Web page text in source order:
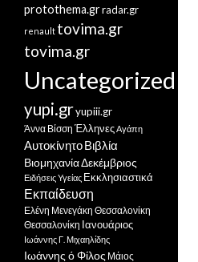
protothema.grradar.gr
renault tovima.gr
tovima.gr
Uncategorized
yupi.gryupiii.gr
Άννα Βίσση ΈλληνεςΑγάπη
ΑυτοκίνητοΒιβλία
ΒιομηχανίαΔεκέμβριος
Ειδήσεις Υγείας Εκκλησιαστικά
Εκπαίδευση
Ελένη Μενεγάκη Θεσσαλονίκη
Θεσσαλονίκη Ιανουάριος
Ιωάννης Γ. Μιχαηλίδης
Ιωάννης ό Φίλος Μάιος